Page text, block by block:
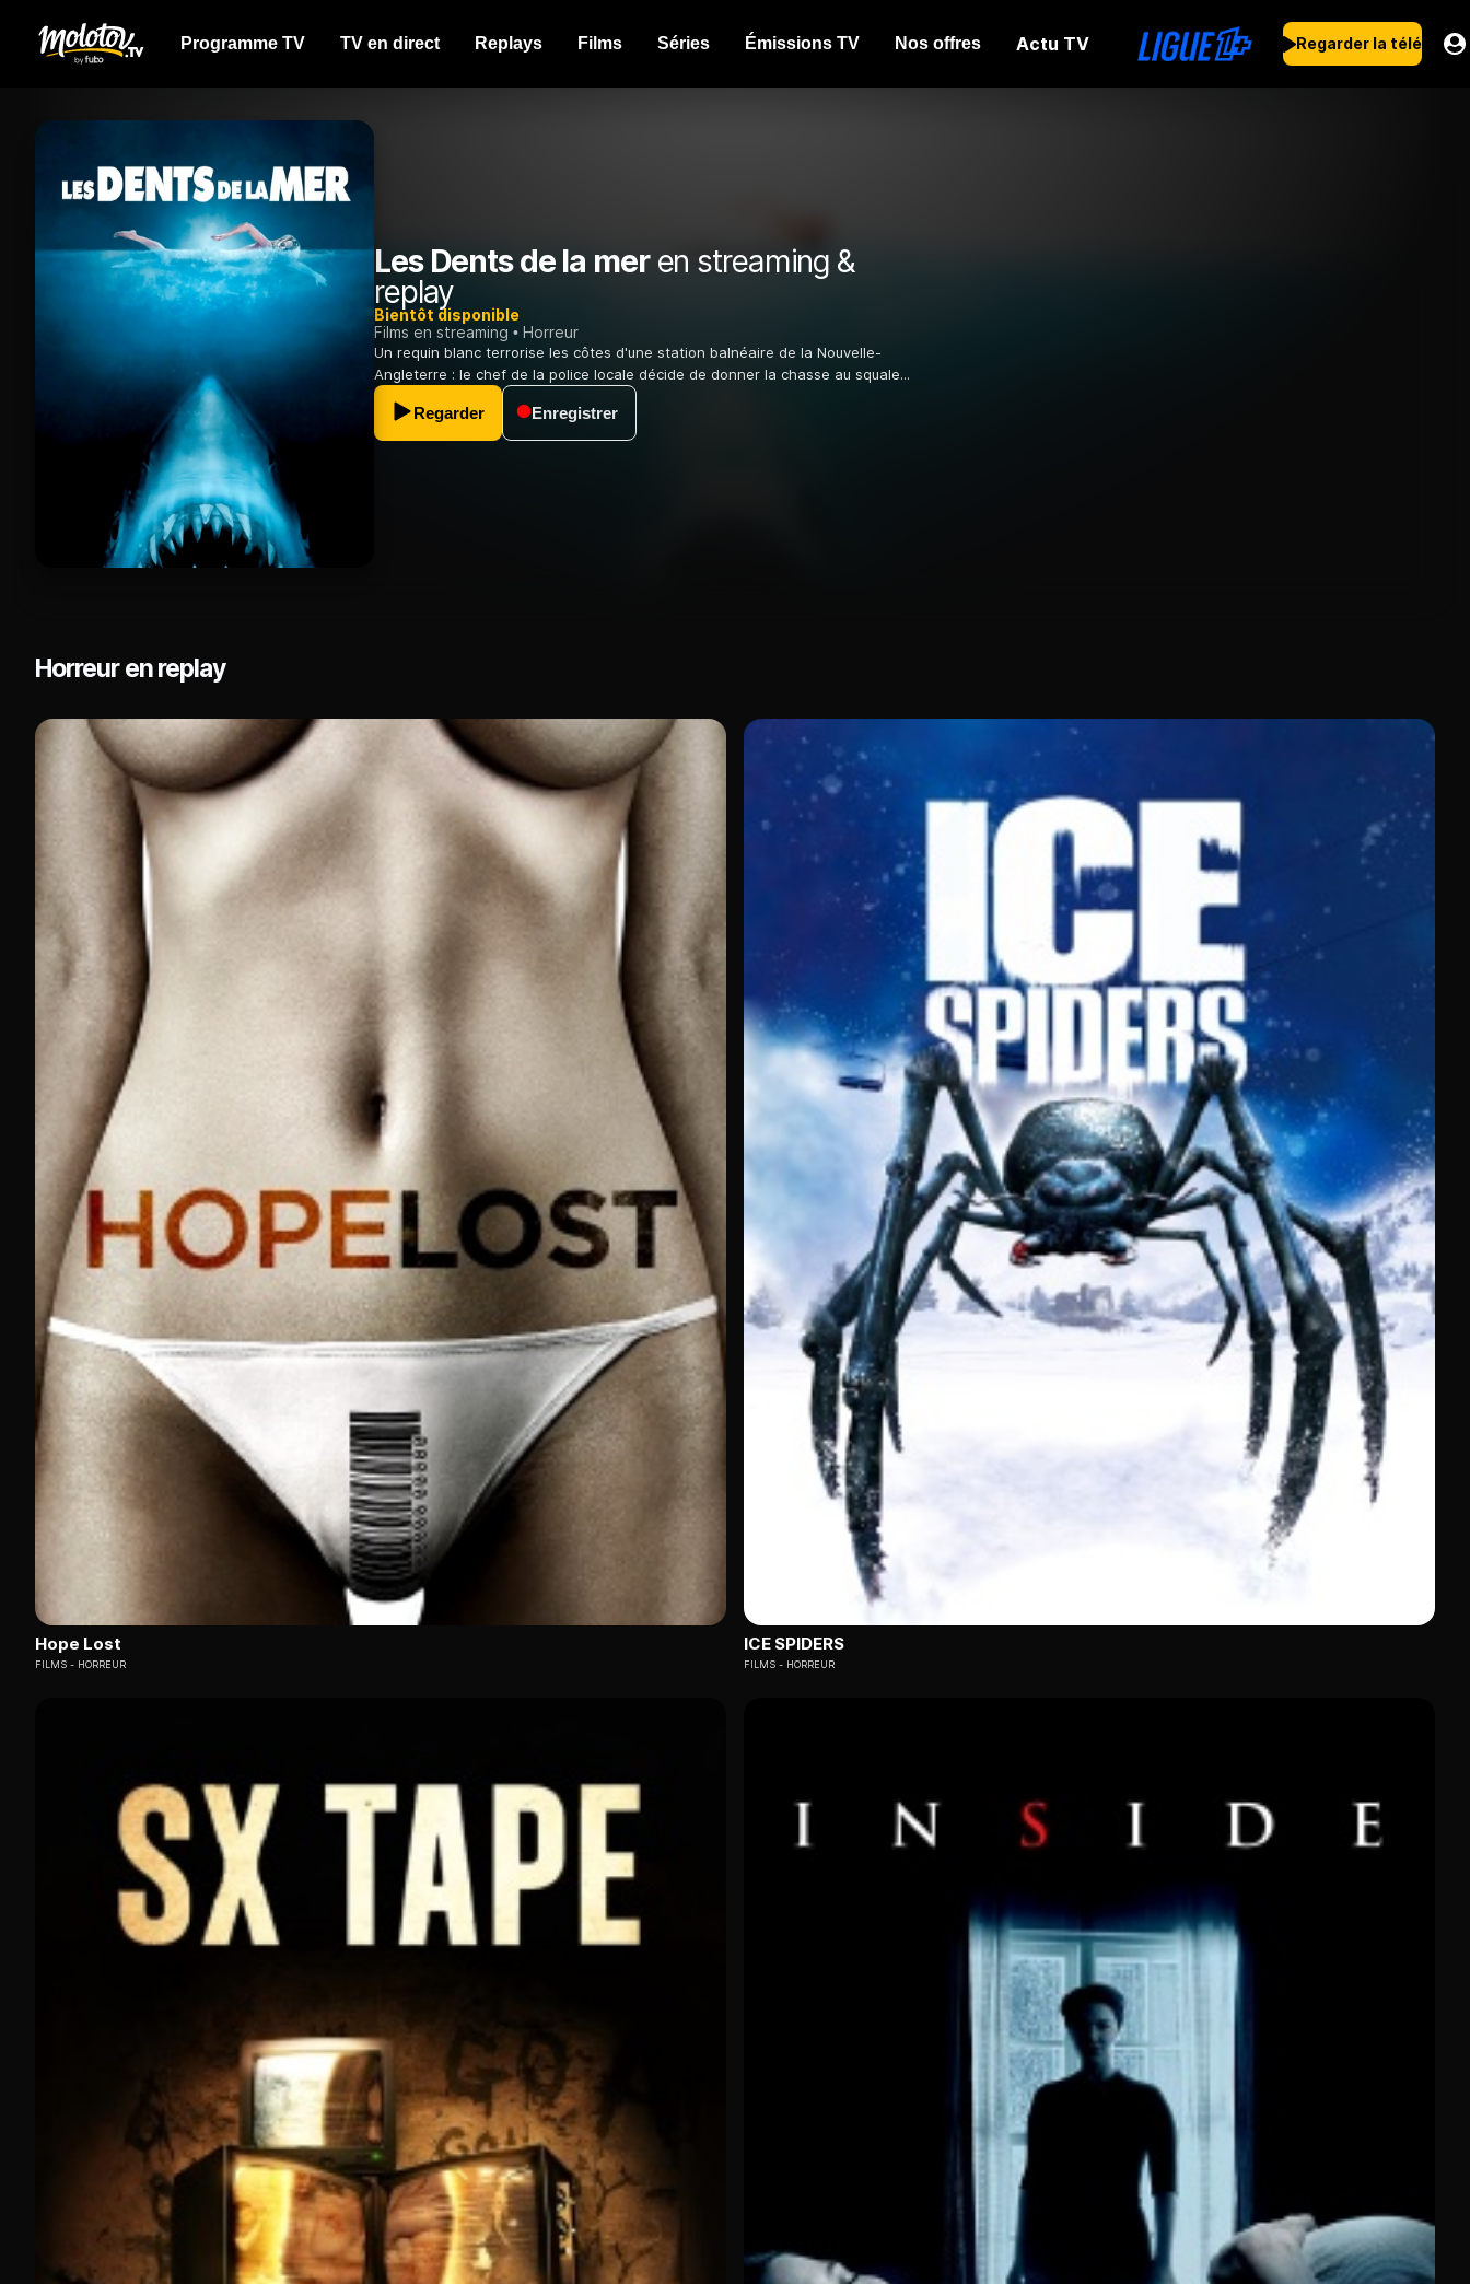
Programme TV TV en direct Replays Films Séries Émissions TV Nos offres Actu TV Regarder la télé
Les Dents de la meren streaming &
replay
Bientôt disponible
Films en streaming
Horreur
Un requin blanc terrorise les côtes d'une station balnéaire de la Nouvelle-
Angleterre : le chef de la police locale décide de donner la chasse au squale...
Regarder Enregistrer
Horreur en replay
Hope Lost
FILMS HORREUR
ICE SPIDERS
FILMS HORREUR